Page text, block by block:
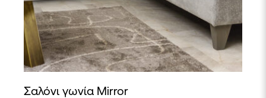
Σαλόνι γωνία Mirror